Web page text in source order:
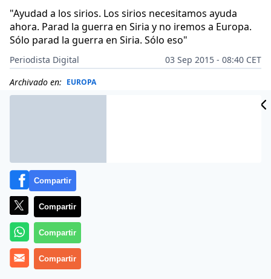
"Ayudad a los sirios. Los sirios necesitamos ayuda
ahora. Parad la guerra en Siria y no iremos a Europa.
Sólo parad la guerra en Siria. Sólo eso"
Periodista Digital
03 Sep 2015 - 08:40 CET
Archivado en: EUROPA
Compartir
Compartir
Compartir
Compartir